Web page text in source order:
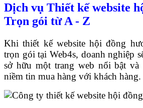
Dịch vụ Thiết kế website
Trọn gói từ A - Z
Khi thiết kế website hội đồng
trọn gói tại Web4s, doanh nghiệp
sở hữu một trang web nổi bật và
niềm tin mua hàng với khách hàng.